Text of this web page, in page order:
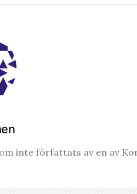
inte författats av en av